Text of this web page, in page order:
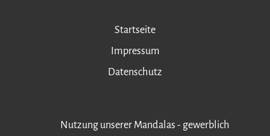
Startseite
Impressum
Datenschutz
Nutzung unserer Mandalas - gewerblich